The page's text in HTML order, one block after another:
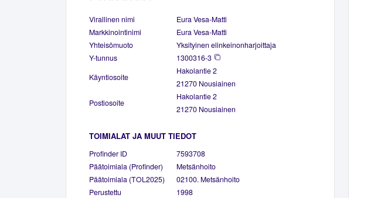
Virallinen nimi
Eura Vesa-Matti
Markkinointinimi
Eura Vesa-Matti
Yhteisömuoto
Yksityinen elinkeinonharjoittaja
Y-tunnus
1300316-3
Käyntiosoite
Hakolantie 2
21270 Nousiainen
Postiosoite
Hakolantie 2
21270 Nousiainen
TOIMIALAT JA MUUT TIEDOT
Profinder ID
7593708
Päätoimiala (Profinder)
Metsänhoito
Päätoimiala (TOL2025)
02100. Metsänhoito
Perustettu
1998